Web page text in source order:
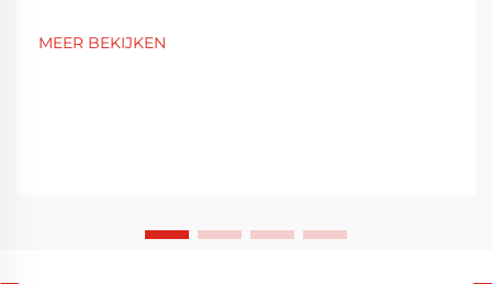
MEER BEKIJKEN